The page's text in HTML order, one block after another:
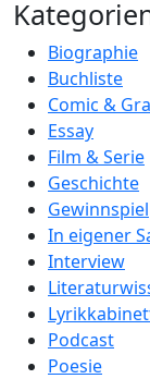
Biographie
Buchliste
Comic &
Essay
Film & Serie
Geschichte
Gewinnspiel
In eigener
Interview
Podcast
Poesie